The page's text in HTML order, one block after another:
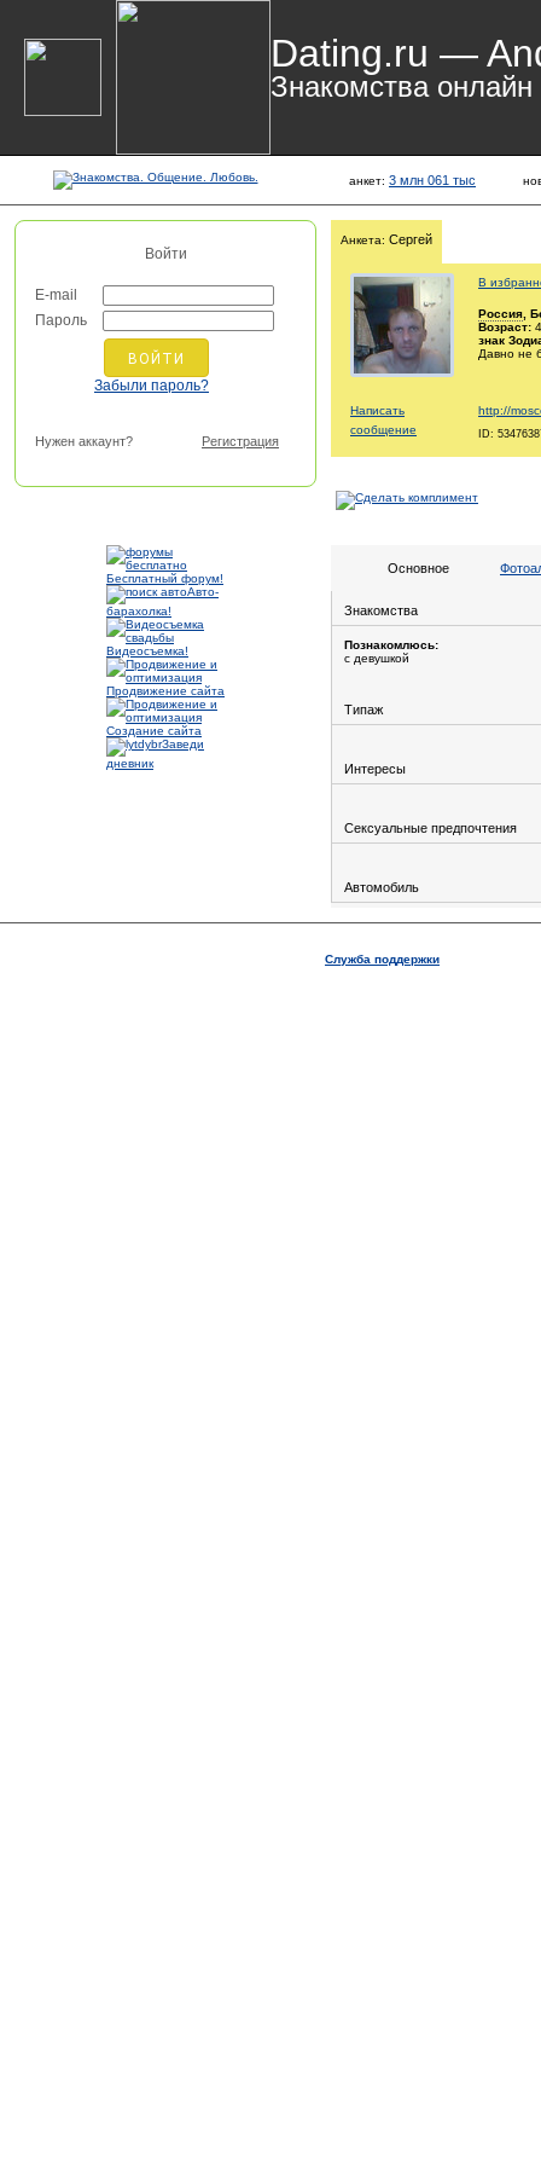
Dating.ru —
Знакомства онлайн
анкет: 3 млн 061 тыс
Войти
E-mail
Пароль
Забыли пароль?
Нужен аккаунт? Регистрация
Бесплатный форум!
Авто-
барахолка!
Видеосъемка!
Продвижение сайта
Создание сайта
Заведи
дневник
Анкета: Сергей
В
Россия ,
Возраст:
знак
Давно не
Написать
сообщение
http://
ID:
Основное
Знакомства
Познакомлюсь:
с девушкой
Типаж
Интересы
Сексуальные предпочтения
Автомобиль
Служба поддержки